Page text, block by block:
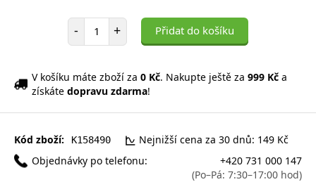
- Počet položek
+ Přidat do košíku
V košíku máte zboží za 0 Kč. Nakupte ještě za 999 Kč a
získáte dopravu zdarma!
Kód zboží: K158490
Nejnižší cena za 30 dnů: 149 Kč
Objednávky po telefonu:
+420 731 000 147
(Po–Pá: 7:30–17:00 hod)